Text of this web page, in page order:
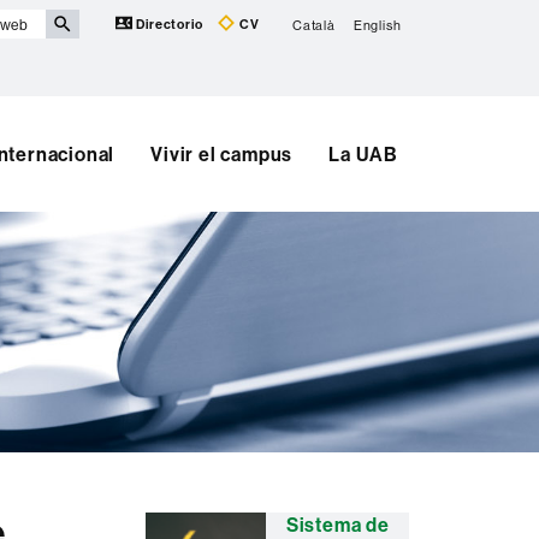
Directorio CV Català English
Vivir el campus La UAB
InformaciónSistema de